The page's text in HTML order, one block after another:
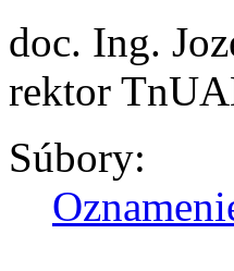
doc. Ing.
rektor
Súbory: